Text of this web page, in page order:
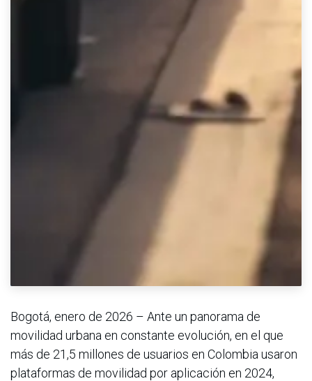
Bogotá, enero de 2026 – Ante un panorama de
movilidad urbana en constante evolución, en el que
más de 21,5 millones de usuarios en Colombia usaron
plataformas de movilidad por aplicación en 2024,